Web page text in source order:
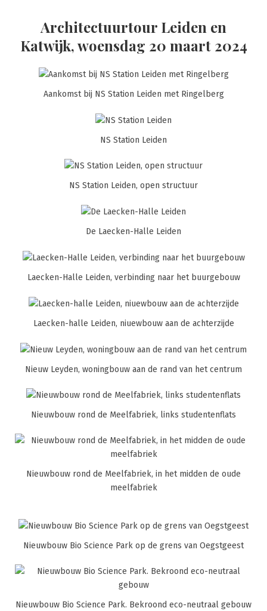
inhoud
Architectuurtour Leiden en
Katwijk, woensdag 20 maart 2024
Aankomst bij NS Station Leiden met Ringelberg
NS Station Leiden
NS Station Leiden, open structuur
De Laecken-Halle Leiden
Laecken-Halle Leiden, verbinding naar het buurgebouw
Laecken-halle Leiden, niuewbouw aan de achterzijde
Nieuw Leyden, woningbouw aan de rand van het centrum
Nieuwbouw rond de Meelfabriek, links studentenflats
Nieuwbouw rond de Meelfabriek, in het midden de oude
meelfabriek
Nieuwbouw Bio Science Park op de grens van Oegstgeest
Nieuwbouw Bio Science Park. Bekroond eco-neutraal gebouw